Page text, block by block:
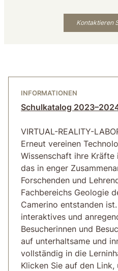
Kontaktieren
INFORMATIONEN
Schulkatalog
VIRTUAL-REALITY-
Erneut vereinen
Wissenschaft ihre Kräfte
das in enger
Forschenden und
Fachbereichs Geologie
Camerino entstanden
interaktives und
Besucherinnen und
auf unterhaltsame und
vollständig in die
Klicken Sie auf den Link,